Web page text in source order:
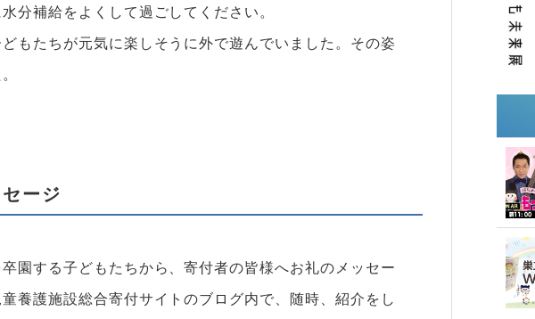
分補給をよくして過ごしてください。
もたちが元気に楽しそうに外で遊んでいました。その姿
ージ
園する子どもたちから、寄付者の皆様へお礼のメッセー
養護施設総合寄付サイトのブログ内で、随時、紹介をし